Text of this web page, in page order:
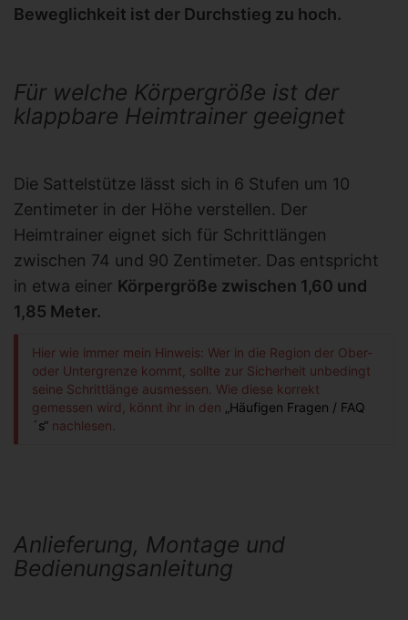
Beweglichkeit ist der Durchstieg zu hoch.
Für welche Körpergröße ist der
klappbare Heimtrainer geeignet
Die Sattelstütze lässt sich in 6 Stufen um 10
Zentimeter in der Höhe verstellen. Der
Heimtrainer eignet sich für Schrittlängen
zwischen 74 und 90 Zentimeter. Das entspricht
in etwa einer Körpergröße zwischen 1,60 und
1,85 Meter.
Hier wie immer mein Hinweis: Wer in die Region der Ober-
oder Untergrenze kommt, sollte zur Sicherheit unbedingt
seine Schrittlänge ausmessen. Wie diese korrekt
gemessen wird, könnt ihr in den
„Häufigen Fragen / FAQ
´s“ nachlesen.
Anlieferung, Montage und
Bedienungsanleitung